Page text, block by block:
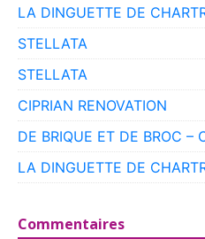
LA DINGUETTE DE
STELLATA
STELLATA
CIPRIAN RENOVATION
DE BRIQUE ET DE BROC –
LA DINGUETTE DE
Commentaires